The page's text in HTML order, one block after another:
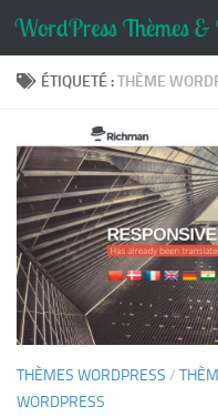
Skip to content
ÉTIQUETÉ :THÈME
THÈMES WORDPRESS /
WORDPRESS